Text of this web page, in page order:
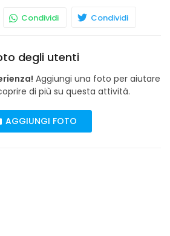
Condividi Condividi
degli utenti
Aggiungi una foto per aiutare
di più su questa attività.
AGGIUNGI FOTO